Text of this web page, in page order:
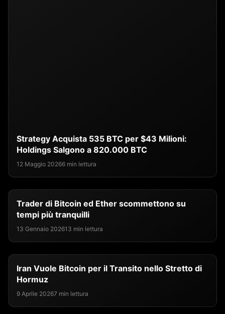
Strategy Acquista 535 BTC per $43 Milioni:
Holdings Salgono a 820.000 BTC
12 Maggio 20266 min lettura
Trader di Bitcoin ed Ether scommettono su
tempi più tranquilli
13 Gennaio 202613 min lettura
Iran Vuole Bitcoin per il Transito nello Stretto di
Hormuz
9 Aprile 20267 min lettura